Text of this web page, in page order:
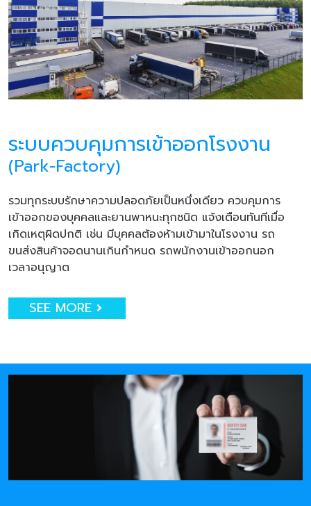
ระบบควบคุมการเข้าออกโรงงาน
(Park-Factory)
รวมทุกระบบรักษาความปลอดภัยเป็นหนึ่งเดียว ควบคุมการ
เข้าออกของบุคคลและยานพาหนะทุกชนิด แจ้งเตือนทันทีเมื่อ
เกิดเหตุผิดปกติ เช่น มีบุคคลต้องห้ามเข้ามาในโรงงาน รถ
ขนส่งสินค้าจอดนานเกินกำหนด รถพนักงานเข้าออกนอก
เวลาอนุญาต
SEE MORE